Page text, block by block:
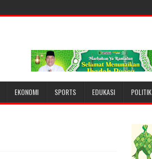
EKONOMI SPORTS EDUKASI POLITIK